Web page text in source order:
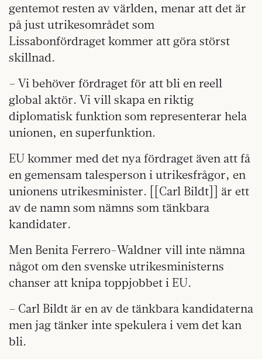
gentemot resten av världen, menar att det är
på just utrikesområdet som
Lissabonfördraget kommer att göra störst
skillnad.
– Vi behöver fördraget för att bli en reell
global aktör. Vi vill skapa en riktig
diplomatisk funktion som representerar hela
unionen, en superfunktion.
EU kommer med det nya fördraget även att få
en gemensam talesperson i utrikesfrågor, en
unionens utrikesminister. [[Carl Bildt]] är ett
av de namn som nämns som tänkbara
kandidater.
Men Benita Ferrero-Waldner vill inte nämna
något om den svenske utrikesministerns
chanser att knipa toppjobbet i EU.
– Carl Bildt är en av de tänkbara kandidaterna
men jag tänker inte spekulera i vem det kan
bli.